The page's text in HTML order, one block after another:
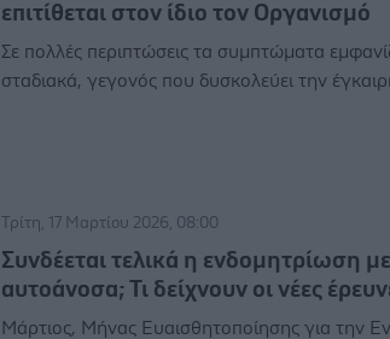
επιτίθεται στον ίδιο τον Οργανισμό
Σε πολλές περιπτώσεις τα συμπτώματα
σταδιακά, γεγονός που δυσκολεύει την
Τρίτη, 17 Μαρτίου 2026, 08:00
Συνδέεται τελικά η ενδομητρίωση
αυτοάνοσα; Τι δείχνουν οι νέες
Μάρτιος, Μήνας Ευαισθητοποίησης για την